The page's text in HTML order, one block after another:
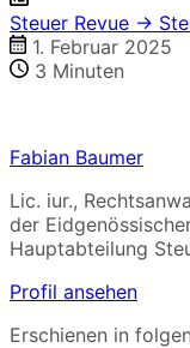
Steuer Revue →
1. Februar 2025
3 Minuten
Fabian Baumer
Lic. iur.,
der
Hauptabteilung
Profil ansehen
Erschienen in